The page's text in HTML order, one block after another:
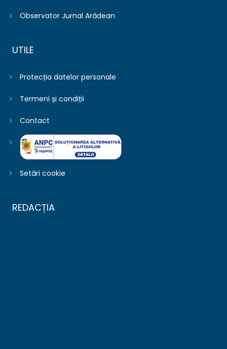
Observator Jurnal Arădean
UTILE
Protecția datelor personale
Termeni și condiții
Contact
Setări cookie
REDACȚIA